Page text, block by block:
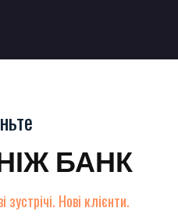
БАНК
Нові клієнти.